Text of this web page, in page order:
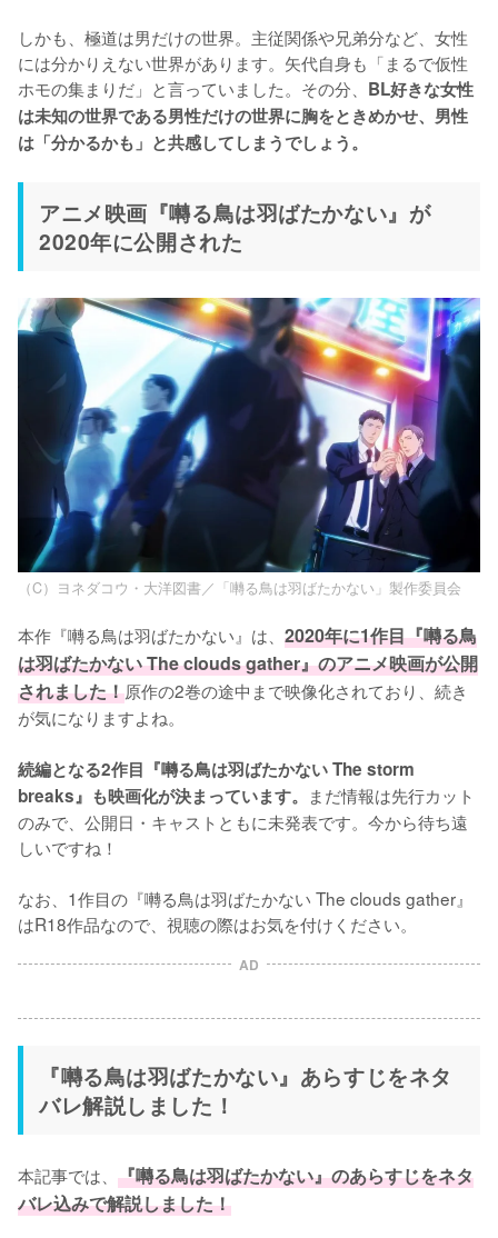
しかも、極道は男だけの世界。主従関係や兄弟分など、女性
には分かりえない世界があります。矢代自身も「まるで仮性
ホモの集まりだ」と言っていました。その分、 BL好きな女性
は未知の世界である男性だけの世界に胸をときめかせ、男性
は「分かるかも」と共感してしまうでしょう。
アニメ映画『囀る鳥は羽ばたかない』が
2020年に公開された
（C）ヨネダコウ・大洋図書／「囀る鳥は羽ばたかない」製作委員会
本作『囀る鳥は羽ばたかない』は、 2020年に1作目『囀る鳥
は羽ばたかない The clouds gather』のアニメ映画が公開
されました！原作の2巻の途中まで映像化されており、続き
が気になりますよね。
続編となる2作目『囀る鳥は羽ばたかない The storm
breaks』も映画化が決まっています。 まだ情報は先行カット
のみで、公開日・キャストともに未発表です。今から待ち遠
しいですね！
なお、1作目の『囀る鳥は羽ばたかない The clouds gather』
はR18作品なので、視聴の際はお気を付けください。
AD
『囀る鳥は羽ばたかない』あらすじをネタ
バレ解説しました！
本記事では、 『囀る鳥は羽ばたかない』のあらすじをネタ
バレ込みで解説しました！